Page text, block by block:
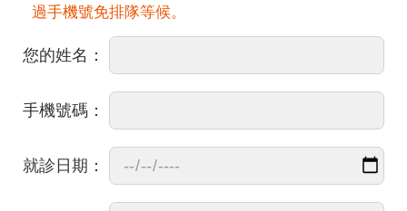
過手機號免排隊等候。
您的姓名：
手機號碼：
就診日期：